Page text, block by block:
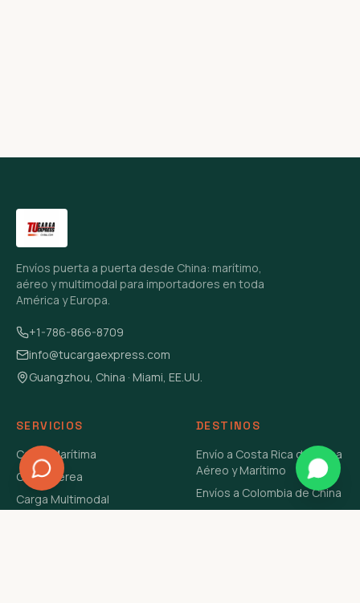
Envíos puerta a puerta desde China: marítimo,
aéreo y multimodal para importadores en toda
América y Europa.
+1-786-866-8709
info@tucargaexpress.com
Guangzhou, China · Miami, EE.UU.
SERVICIOS
Carga Marítima
Carga Aérea
Carga Multimodal
DESTINOS
Envío a Costa Rica de China
Aéreo y Marítimo
Envíos a Colombia de China